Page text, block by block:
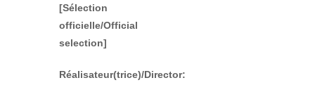
[Sélection
officielle/Official
selection]
Réalisateur(trice)/Director: